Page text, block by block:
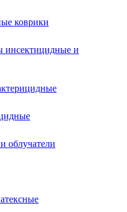
коврики
инсектицидные и
облучатели